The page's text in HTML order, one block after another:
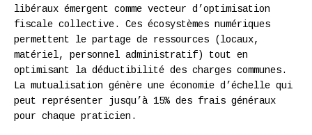
libéraux émergent comme vecteur d’optimisation
fiscale collective. Ces écosystèmes numériques
permettent le partage de ressources (locaux,
matériel, personnel administratif) tout en
optimisant la déductibilité des charges communes.
La mutualisation génère une économie d’échelle qui
peut représenter jusqu’à 15% des frais généraux
pour chaque praticien.